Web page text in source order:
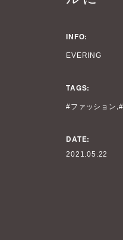
INFO:
EVERING
TAGS:
ファッション
DATE:
2021.05.22